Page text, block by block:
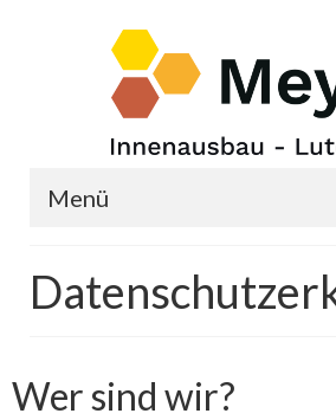
Menü
Schreinerarbeiten und
Küchen und Bad
Wer sind wir?